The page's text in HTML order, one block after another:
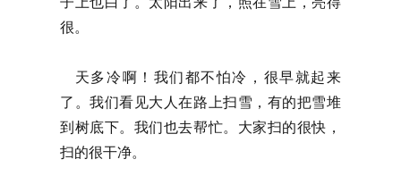
很。
天多冷啊！我们都不怕冷，很早就起来
了。我们看见大人在路上扫雪，有的把雪堆
到树底下。我们也去帮忙。大家扫的很快，
扫的很干净。